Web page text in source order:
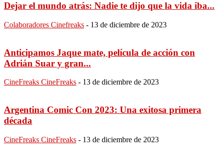
Dejar el mundo atrás: Nadie te dijo que la vida iba...
Colaboradores Cinefreaks - 13 de diciembre de 2023
Anticipamos Jaque mate, película de acción con
Adrián Suar y gran...
CineFreaks CineFreaks - 13 de diciembre de 2023
Argentina Comic Con 2023: Una exitosa primera
década
CineFreaks CineFreaks - 13 de diciembre de 2023